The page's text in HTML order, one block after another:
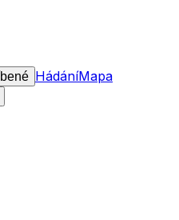
HádáníMapa